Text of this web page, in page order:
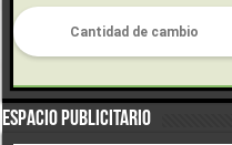
Espacio Publicitario